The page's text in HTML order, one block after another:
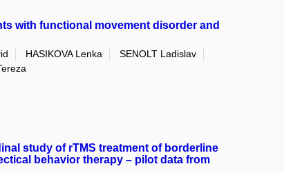
with functional movement disorder and
HASIKOVA Lenka
SENOLT Ladislav
study of rTMS treatment of borderline
behavior therapy – pilot data from